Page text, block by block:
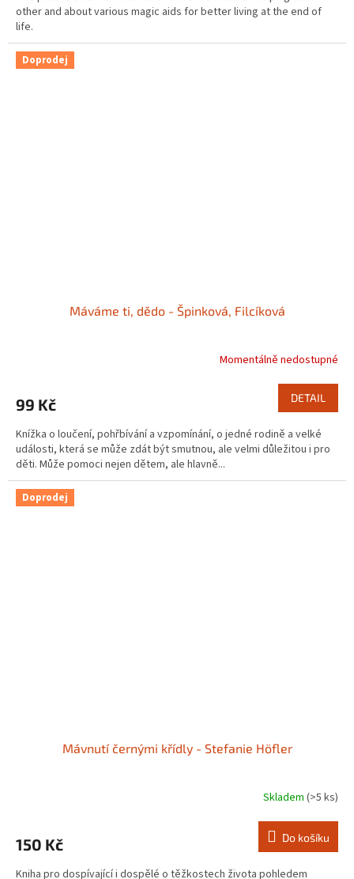
other and about various magic aids for better living at the end of
life.
Doprodej
Máváme ti, dědo - Špinková, Filcíková
Momentálně nedostupné
99 Kč DETAIL
Knížka o loučení, pohřbívání a vzpomínání, o jedné rodině a velké
události, která se může zdát být smutnou, ale velmi důležitou i pro
děti. Může pomoci nejen dětem, ale hlavně...
Doprodej
Mávnutí černými křídly - Stefanie Höfler
Skladem (>5 ks)
150 Kč Do košíku
Kniha pro dospívající i dospělé o těžkostech života pohledem